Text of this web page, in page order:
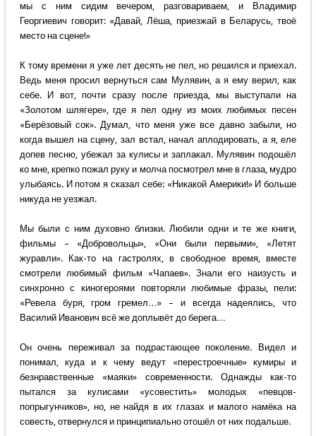
мы с ним сидим вечером, разговариваем, и Владимир
Георгиевич говорит: «Давай, Лёша, приезжай в Беларусь, твоё
место на сцене!»
К тому времени я уже лет десять не пел, но решился и приехал.
Ведь меня просил вернуться сам Мулявин, а я ему верил, как
себе. И вот, почти сразу после приезда, мы выступали на
«Золотом шлягере», где я пел одну из моих любимых песен
«Берёзовый сок». Думал, что меня уже все давно забыли, но
когда вышел на сцену, зал встал, начал аплодировать, а я, еле
допев песню, убежал за кулисы и заплакал. Мулявин подошёл
ко мне, крепко пожал руку и молча посмотрел мне в глаза, мудро
улыбаясь. И потом я сказал себе: «Никакой Америки!» И больше
никуда не уезжал.
Мы были с ним духовно близки. Любили одни и те же книги,
фильмы – «Добровольцы», «Они были первыми», «Летят
журавли». Как-то на гастролях, в свободное время, вместе
смотрели любимый фильм «Чапаев». Знали его наизусть и
синхронно с киногероями повторяли любимые фразы, пели:
«Ревела буря, гром гремел…» – и всегда надеялись, что
Василий Иванович всё же доплывёт до берега…
Он очень переживал за подрастающее поколение. Видел и
понимал, куда и к чему ведут «перестроечные» кумиры и
безнравственные «маяки» современности. Однажды как-то
пытался за кулисами «усовестить» молодых «певцов-
попрыгунчиков», но, не найдя в их глазах и малого намёка на
совесть, отвернулся и принципиально отошёл от них подальше.